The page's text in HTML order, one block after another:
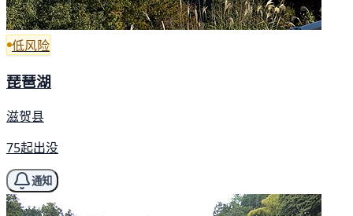
低风险
琵琶湖
滋贺县
75起出没
通知